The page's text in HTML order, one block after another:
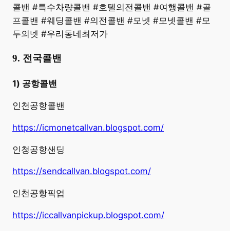
콜밴 #특수차량콜밴 #호텔의전콜밴 #여행콜밴 #골
프콜밴 #웨딩콜밴 #의전콜밴 #모넷 #모넷콜밴 #모
두의넷 #우리동네최저가
9. 전국콜밴
1) 공항콜밴
인천공항콜밴
https://icmonetcallvan.blogspot.com/
인청공항샌딩
https://sendcallvan.blogspot.com/
인천공항픽업
https://iccallvanpickup.blogspot.com/